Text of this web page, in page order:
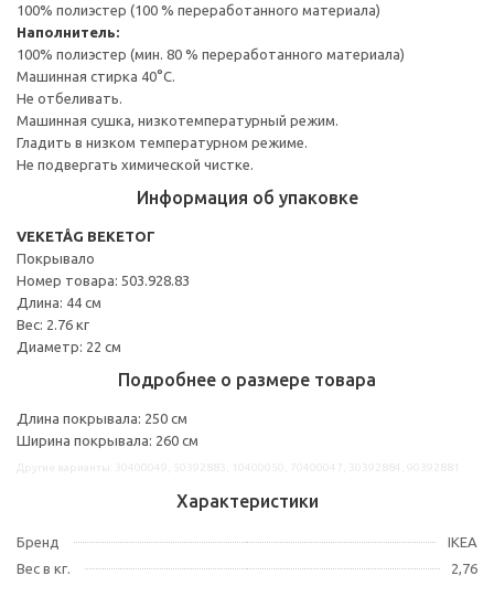
100% полиэстер (100 % переработанного материала)
Наполнитель:
100% полиэстер (мин. 80 % переработанного материала)
Машинная стирка 40°С.
Не отбеливать.
Машинная сушка, низкотемпературный режим.
Гладить в низком температурном режиме.
Не подвергать химической чистке.
Информация об упаковке
VEKETÅG ВЕКЕТОГ
Покрывало
Номер товара: 503.928.83
Длина: 44 см
Вес: 2.76 кг
Диаметр: 22 см
Подробнее о размере товара
Длина покрывала: 250 см
Ширина покрывала: 260 см
Характеристики
Бренд
IKEA
Вес в кг.
2,76